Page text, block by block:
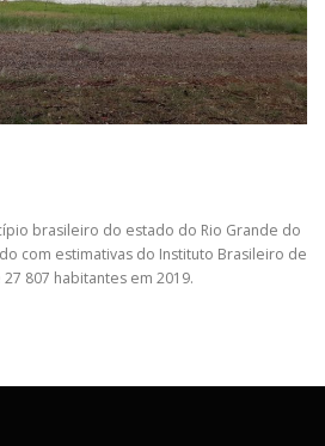
brasileiro do estado do Rio Grande do
com estimativas do Instituto Brasileiro de
807 habitantes em 2019.